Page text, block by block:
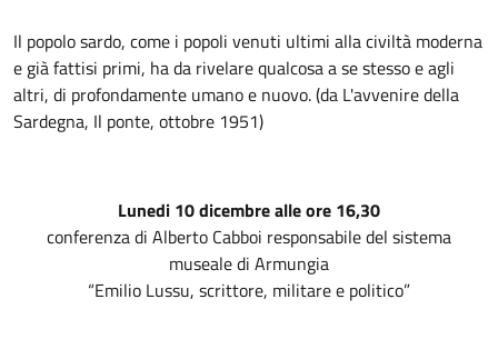
Il popolo sardo, come i popoli venuti ultimi alla civiltà moderna
e già fattisi primi, ha da rivelare qualcosa a se stesso e agli
altri, di profondamente umano e nuovo. (da L'avvenire della
Sardegna, Il ponte, ottobre 1951)
Lunedi 10 dicembre alle ore 16,30
conferenza di Alberto Cabboi responsabile del sistema
museale di Armungia
“Emilio Lussu, scrittore, militare e politico”